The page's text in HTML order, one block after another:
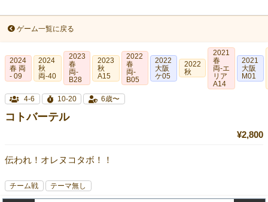
ゲーム一覧に戻る
2024
春 両
- 09
2024
秋
両-40
2023
春
両‐
B28
2023
秋
A15
2022
春
両-
B05
2022
大阪
ケ05
2022
秋
2021
春
両-エ
リア
A14
2021
大阪
M01
4-6 10-20 6歳〜
コトバーテル
¥2,800
伝われ！オレヌコタボ！！
チーム戦 テーマ無し